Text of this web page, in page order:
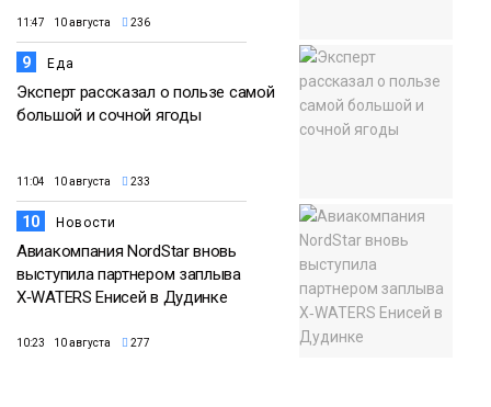
11:47 10 августа 236
9 Еда
Эксперт рассказал о пользе самой
большой и сочной ягоды
11:04 10 августа 233
10 Новости
Авиакомпания NordStar вновь
выступила партнером заплыва
X‑WATERS Енисей в Дудинке
10:23 10 августа 277